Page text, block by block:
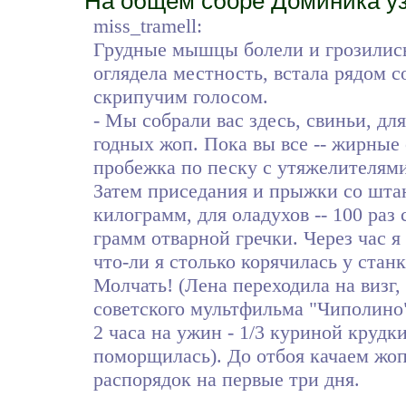
miss_tramell:
Грудные мышцы болели и
оглядела местность, встала
скрипучим голосом.
- Мы собрали вас здесь, свиньи,
годных жоп. Пока вы все -- жирные
пробежка по песку с
Затем приседания и прыжки со
килограмм, для оладухов -- 100
грамм отварной гречки. Через час
что-ли я столько корячилась у
Молчать! (Лена переходила на
советского мультфильма
2 часа на ужин - 1/3 куриной
поморщилась). До отбоя качаем
распорядок на первые три дня.